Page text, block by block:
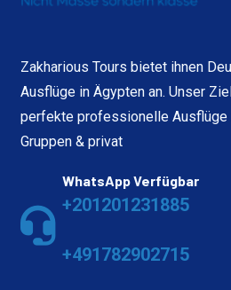
Zakharious Tours bietet ihnen
Ausflüge in Ägypten an. Unser
perfekte professionelle Ausflüge
Gruppen & privat
WhatsApp Verfügbar
+201201231885
+491782902715